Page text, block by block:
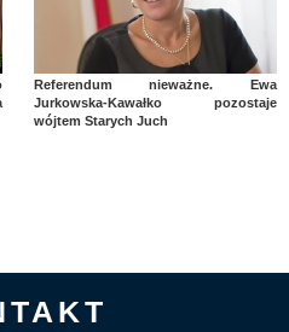
Referendum nieważne. Ewa
Jurkowska-Kawałko pozostaje
wójtem Starych Juch